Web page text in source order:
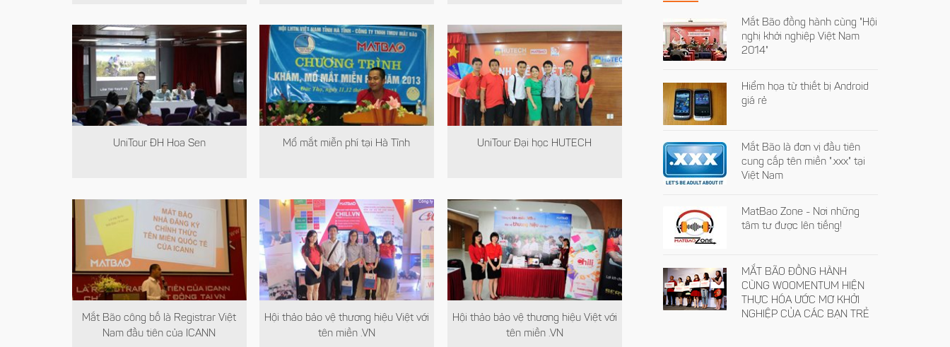
UniTour ĐH Hoa Sen Mổ mắt miễn phí tại Hà Tĩnh UniTour Đại học HUTECH
Mắt Bão công bố là Registrar Việt
Nam đầu tiên của ICANN
Hội thảo bảo vệ thương hiệu Việt với
tên miền .VN
Hội thảo bảo vệ thương hiệu Việt với
tên miền .VN
Mắt Bão đồng hành cùng "Hội
nghị khởi nghiệp Việt Nam
2014"
Hiểm họa từ thiết bị Android
giá rẻ
Mắt Bão là đơn vị đầu tiên
cung cấp tên miền ".xxx" tại
Việt Nam
MatBao Zone - Nơi những
tâm tư được lên tiếng!
MẮT BÃO ĐỒNG HÀNH
CÙNG WOOMENTUM HIỆN
THỰC HÓA ƯỚC MƠ KHỞI
NGHIỆP CỦA CÁC BẠN TRẺ